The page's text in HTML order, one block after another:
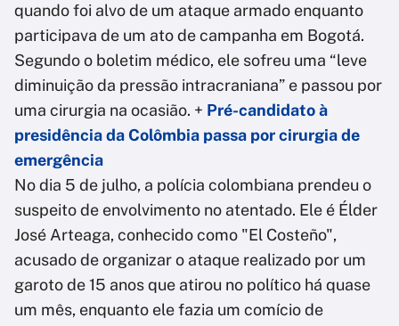
quando foi alvo de um ataque armado enquanto
participava de um ato de campanha em Bogotá.
Segundo o boletim médico, ele sofreu uma “leve
diminuição da pressão intracraniana” e passou por
uma cirurgia na ocasião. + Pré-candidato à
presidência da Colômbia passa por cirurgia de
emergência
No dia 5 de julho, a polícia colombiana prendeu o
suspeito de envolvimento no atentado. Ele é Élder
José Arteaga, conhecido como "El Costeño",
acusado de organizar o ataque realizado por um
garoto de 15 anos que atirou no político há quase
um mês, enquanto ele fazia um comício de